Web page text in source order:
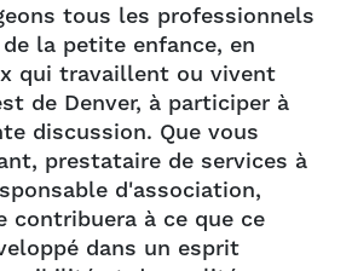
tous les professionnels
la petite enfance, en
qui travaillent ou vivent
de Denver, à participer à
discussion. Que vous
prestataire de services à
d'association,
contribuera à ce que ce
dans un esprit